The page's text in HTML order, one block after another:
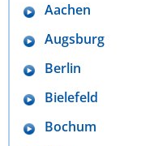
Aachen
Augsburg
Berlin
Bielefeld
Bochum